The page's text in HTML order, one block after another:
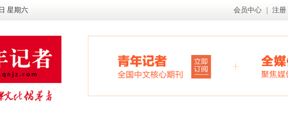
星期六 会员中心 注册